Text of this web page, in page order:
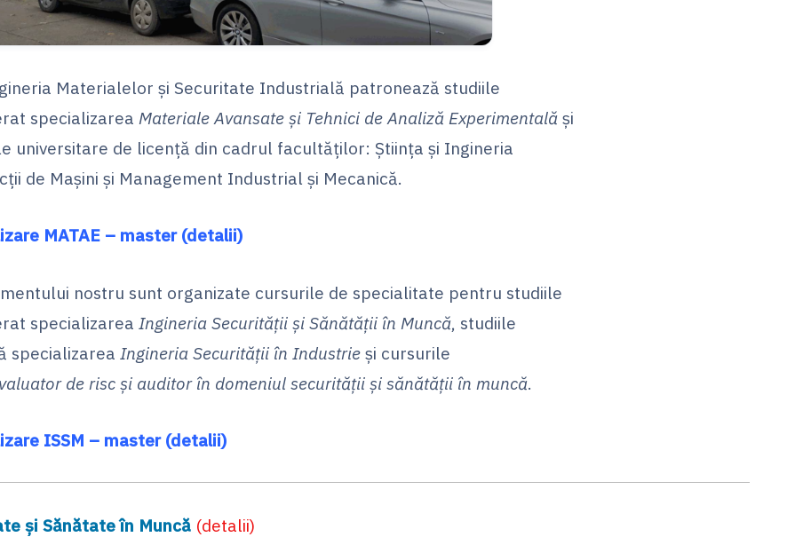
Materialelor şi Securitate Industrială patronează studiile
specializarea Materiale Avansate şi Tehnici de Analiză Experimentală și
universitare de licență din cadrul facultăților: Știința şi Ingineria
de Mașini şi Management Industrial şi Mecanică.
MATAE – master (detalii)
nostru sunt organizate cursurile de specialitate pentru studiile
specializarea Ingineria Securității și Sănătății în Muncă, studiile
specializarea Ingineria Securității în Industrie și cursurile
de risc și auditor în domeniul securității și sănătății în muncă.
ISSM – master (detalii)
și Sănătate în Muncă (detalii)